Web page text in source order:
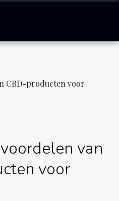
CBD-producten voor
van
voor